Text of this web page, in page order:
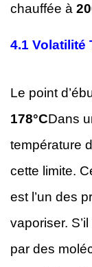
chauffée à
4.1 Volatilité
Le point
178°CDans
température
cette limite.
est l’un des
vaporiser.
par des